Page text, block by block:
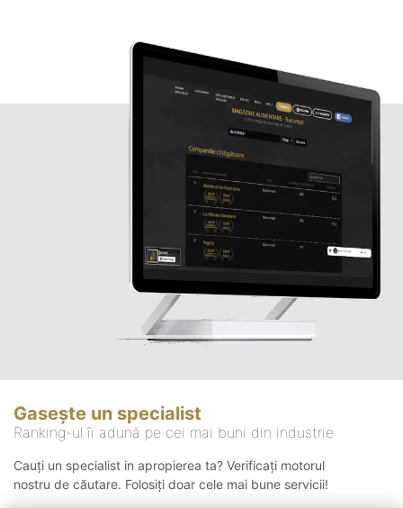
Gasește un specialist
Ranking-ul îi adună pe cei mai buni din industrie
Cauți un specialist in apropierea ta? Verificați motorul
nostru de căutare. Folosiți doar cele mai bune servicii!